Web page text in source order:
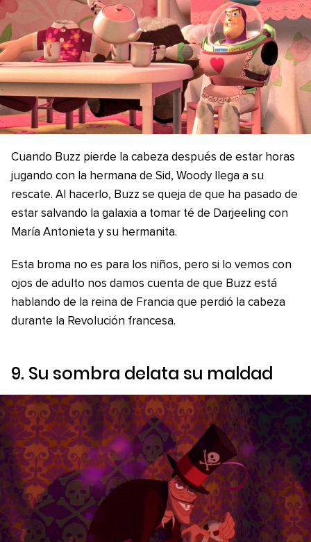
Cuando Buzz pierde la cabeza después de estar horas
jugando con la hermana de Sid, Woody llega a su
rescate. Al hacerlo, Buzz se queja de que ha pasado de
estar salvando la galaxia a tomar té de Darjeeling con
María Antonieta y su hermanita.
Esta broma no es para los niños, pero si lo vemos con
ojos de adulto nos damos cuenta de que Buzz está
hablando de la reina de Francia que perdió la cabeza
durante la Revolución francesa.
9. Su sombra delata su maldad